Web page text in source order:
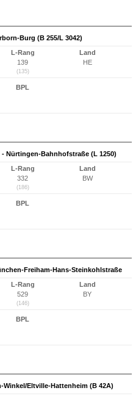
Burg (B 255/L 3042)
L-Rang
139
(135)
Land
HE
BPL
Nürtingen-Bahnhofstraße (L 1250)
L-Rang
332
(186)
Land
BW
BPL
Freiham-Hans-Steinkohlstraße
L-Rang
529
(146)
Land
BY
BPL
Eltville-Hattenheim (B 42A)